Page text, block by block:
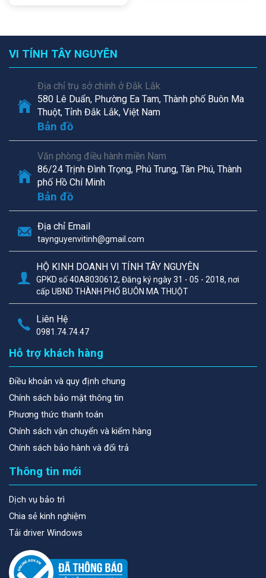
VI TÍNH TÂY NGUYÊN
Địa chỉ trụ sở chính ở Đắk Lắk
580 Lê Duẩn, Phường Ea Tam, Thành phố Buôn Ma
Thuột, Tỉnh Đắk Lắk, Việt Nam
Bản đồ
Văn phòng điều hành miền Nam
86/24 Trịnh Đình Trọng, Phú Trung, Tân Phú, Thành
phố Hồ Chí Minh
Bản đồ
Địa chỉ Email
taynguyenvitinh@gmail.com
HỘ KINH DOANH VI TÍNH TÂY NGUYÊN
GPKD số 40A8030612, Đăng ký ngày 31 - 05 - 2018, nơi
cấp UBND THÀNH PHỐ BUÔN MA THUỘT
Liên Hệ
0981.74.74.47
Hỗ trợ khách hàng
Điều khoản và quy định chung
Chính sách bảo mật thông tin
Phương thức thanh toán
Chính sách vận chuyển và kiểm hàng
Chính sách bảo hành và đổi trả
Thông tin mới
Dịch vụ bảo trì
Chia sẻ kinh nghiệm
Tải driver Windows